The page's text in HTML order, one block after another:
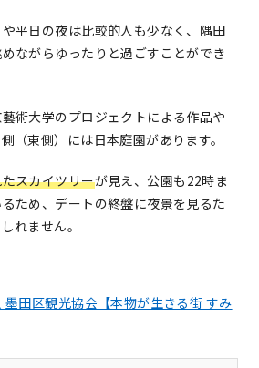
平日の夜は比較的人も少なく、隅田
ながらゆったりと過ごすことができ
術大学のプロジェクトによる作品や
（東側）には日本庭園があります。
スカイツリーが見え、公園も22時ま
ため、デートの終盤に夜景を見るた
れません。
墨田区観光協会【本物が生きる街 すみ